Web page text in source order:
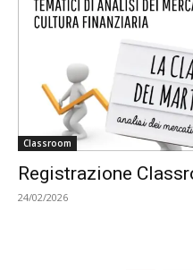
Classroom
Registrazione
24/02/2026